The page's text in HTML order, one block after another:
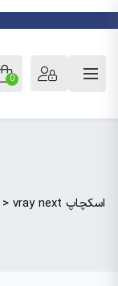
0
> vray next اسکچاپ